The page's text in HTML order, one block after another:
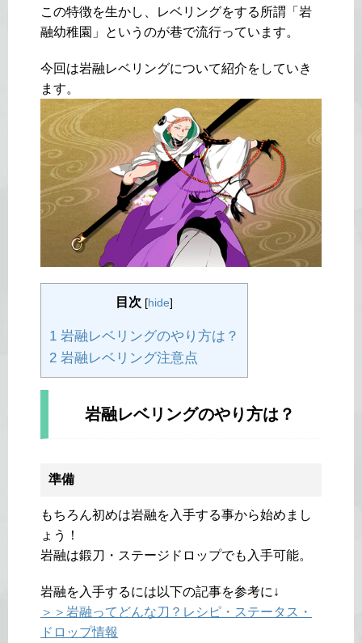
この特徴を生かし、レベリングをする所謂「岩
融幼稚園」というのが巷で流行っています。
今回は岩融レベリングについて紹介をしていき
ます。
目次 [hide]
1 岩融レベリングのやり方は？
2 岩融レベリング注意点
岩融レベリングのやり方は？
準備
もちろん初めは岩融を入手する事から始めまし
ょう！
岩融は鍛刀・ステージドロップでも入手可能。
岩融を入手するには以下の記事を参考に↓
＞＞岩融ってどんな刀？レシピ・ステータス・
ドロップ情報